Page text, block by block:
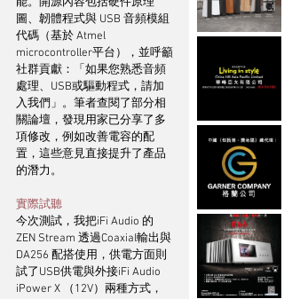
圖、韌體程式與 USB 音頻模組
代碼（基於 Atmel
microcontroller平台），並呼籲
社群貢獻：「如果您熟悉音頻
處理、USB或驅動程式，請加
入我們」。筆者查閱了部分相
關論壇，發現用家已分享了多
項修改，例如改善電容的配
置，這些意見直接提升了產品
的潛力。
實際試聽
今次測試，我把iFi Audio 的
ZEN Stream 透過Coaxial輸出與
DA256 配搭使用，供電方面則
試了USB供電與外接iFi Audio
iPower X （12V）兩種方式，